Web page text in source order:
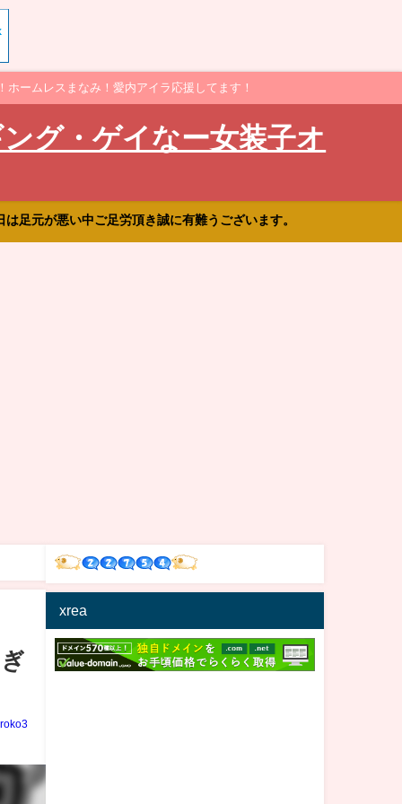
ームレスまなみ！愛内アイラ応援してます！
グ・ゲイなー女装子オ
足元が悪い中ご足労頂き誠に有難うございます。
xrea